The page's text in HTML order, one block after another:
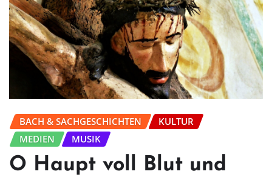
BACH & SACHGESCHICHTEN
KULTUR
MEDIEN
MUSIK
O Haupt voll Blut und